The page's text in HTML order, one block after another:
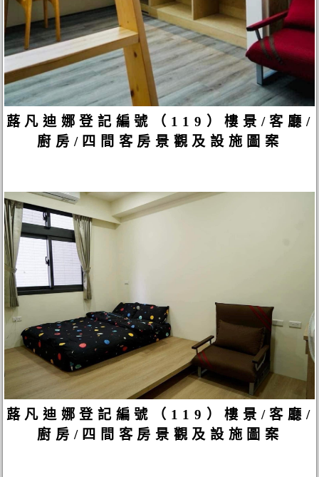
蕗凡迪娜登記編號（119）樓景/客廳/
廚房/四間客房景觀及設施圖案
蕗凡迪娜登記編號（119）樓景/客廳/
廚房/四間客房景觀及設施圖案